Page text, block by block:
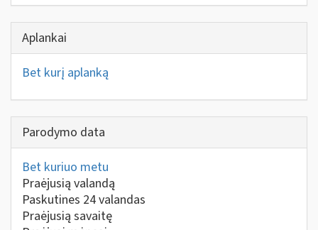
Aplankai
Bet kurį aplanką
Parodymo data
Bet kuriuo metu
Praėjusią valandą
Paskutines 24 valandas
Praėjusią savaitę